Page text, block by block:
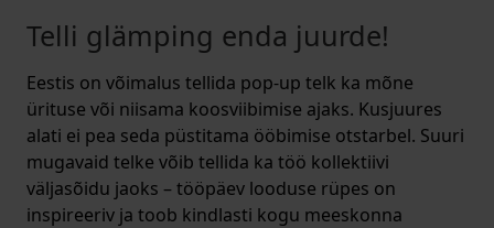
Telli glämping enda juurde!
Eestis on võimalus tellida pop-up telk ka mõne
ürituse või niisama koosviibimise ajaks. Kusjuures
alati ei pea seda püstitama ööbimise otstarbel. Suuri
mugavaid telke võib tellida ka töö kollektiivi
väljasõidu jaoks – tööpäev looduse rüpes on
inspireeriv ja toob kindlasti kogu meeskonna